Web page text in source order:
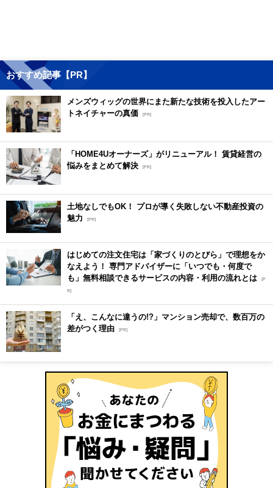
おすすめ記事【PR】
メンズウィッグの世界にまた新たな技術を投入したアー
トネイチャーの真価 [PR]
「HOME4Uオーナーズ」がリニューアル！ 賃貸経営の
悩みをまとめて解決 [PR]
土地なしでもOK！ プロが導く失敗しない不動産投資の
魅力
[PR]
はじめての注文住宅は「家づくりのとびら」で理想をか
なえよう！ 専門アドバイザーに「いつでも・何度で
も」無料相談できるサービスの内容・利用の流れとは [P
R]
「え、こんなに違うの!?」マンション売却で、数百万の
差がつく理由 [PR]